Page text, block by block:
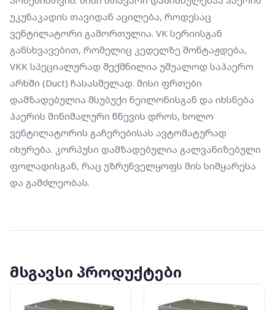
უკუნაკადის თავიდან აცილება, როდესაც
ვენტილატორი გამორთულია. VK სერიისგან
განსხვავებით, რომელიც კედელზე მონტაჟდება,
VKK სპეციალურად შექმნილია უშუალოდ საჰაერო
არხში (Duct) ჩასასმელად. მისი ფრთები
დამზადებულია მსუბუქი ნეილონისგან და იხსნება
ჰაერის მინიმალური წნევის დროს, ხოლო
ვენტილატორის გაჩერებისას ავტომატურად
იხურება. კორპუსი დამზადებულია გალვანიზებული
ფოლადისგან, რაც უზრუნველყოფს მის სიმყარესა
და გამძლეობას.
მსგავსი პროდუქტები